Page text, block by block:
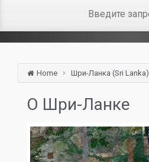
Home Шри-Ланка (Sri Lanka)
О Шри-Ланке